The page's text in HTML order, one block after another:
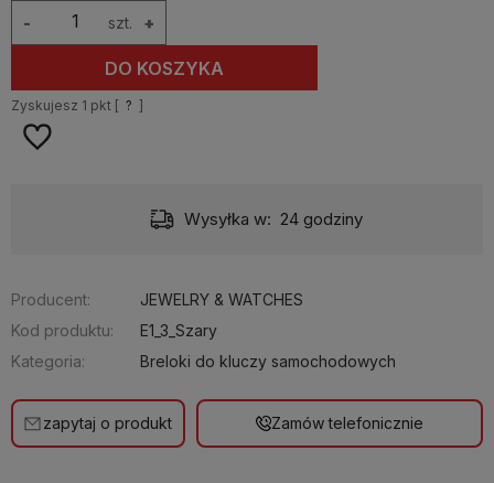
szt. +
-
DO KOSZYKA
Zyskujesz 1 pkt [ ? ]
Wysyłka w: 24 godziny
Producent:
JEWELRY & WATCHES
Kod produktu:
E1_3_Szary
Kategoria:
Breloki do kluczy samochodowych
zapytaj o produkt Zamów telefonicznie